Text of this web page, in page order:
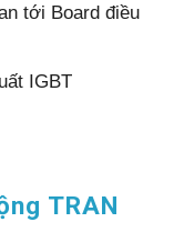
tới Board điều
IGBT
TRAN